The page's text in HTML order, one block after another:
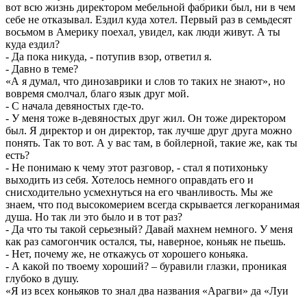
вот всю жизнь директором мебельной фабрики был, ни в чем
себе не отказывал. Ездил куда хотел. Первый раз в семьдесят
восьмом в Америку поехал, увидел, как люди живут. А ты
куда ездил?
- Да пока никуда, - потупив взор, ответил я.
- Давно в теме?
«А я думал, что динозаврики и слов то таких не знают», но
вовремя смолчал, благо язык друг мой.
- С начала девяностых где-то.
- У меня тоже в-девяностых друг жил. Он тоже директором
был. Я директор и он директор, так лучше друг друга можно
понять. Так то вот. А у вас там, в бойлерной, такие же, как ты
есть?
- Не понимаю к чему этот разговор, - стал я потихоньку
выходить из себя. Хотелось немного оправдать его и
снисходительно усмехнуться на его чванливость. Мы же
знаем, что под высокомерием всегда скрывается легкоранимая
душа. Но так ли это было и в тот раз?
- Да что ты такой серьезный? Давай махнем немного. У меня
как раз самогончик остался, ты, наверное, коньяк не пьешь.
- Нет, почему же, не откажусь от хорошего коньяка.
- А какой по твоему хороший? – буравили глазки, проникая
глубоко в душу.
«Я из всех коньяков то знал два названия «Арагви» да «Луи